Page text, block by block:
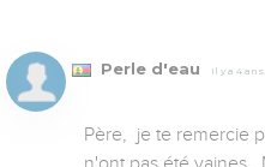
Perle d'eau Il y a 4
Père,  je te remercie